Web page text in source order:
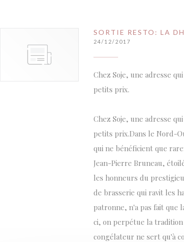
SORTIE RESTO: LA
24/12/2017
Chez Soje, une adresse
petits prix.
Chez Soje, une adresse
petits prix.Dans le Nord-
qui ne bénéficient que
Jean-Pierre Bruneau,
les honneurs du
de brasserie qui ravit les
patronne, n'a pas fait que
ci, on perpétue la
congélateur ne sert qu'à